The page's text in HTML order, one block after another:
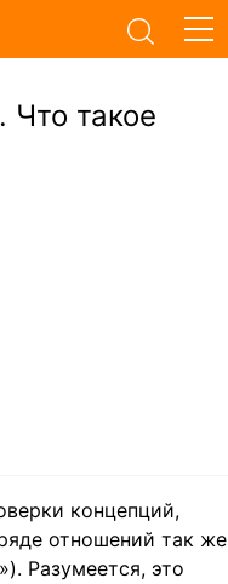
такое
концепций,
отношений так же
Разумеется, это